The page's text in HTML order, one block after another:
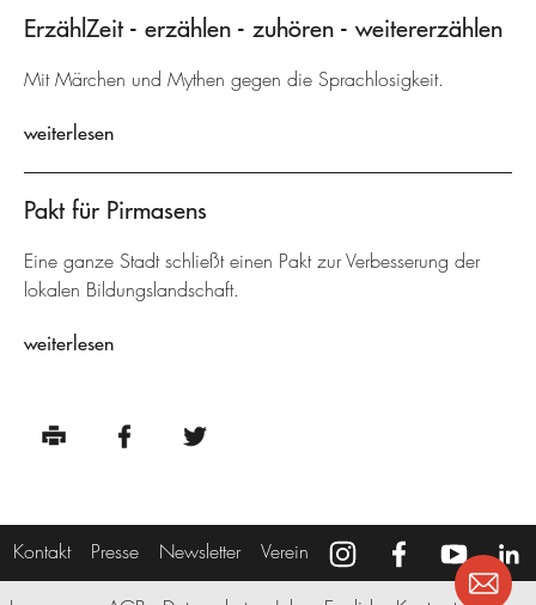
ErzählZeit - erzählen - zuhören - weitererzählen
Mit Märchen und Mythen gegen die Sprachlosigkeit.
weiterlesen
Pakt für Pirmasens
Eine ganze Stadt schließt einen Pakt zur Verbesserung der
lokalen Bildungslandschaft.
weiterlesen
Kontakt Presse Newsletter Verein